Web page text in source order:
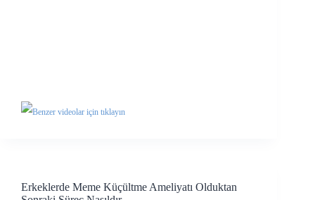
Benzer videolar için tıklayın
Erkeklerde Meme Küçültme Ameliyatı Olduktan